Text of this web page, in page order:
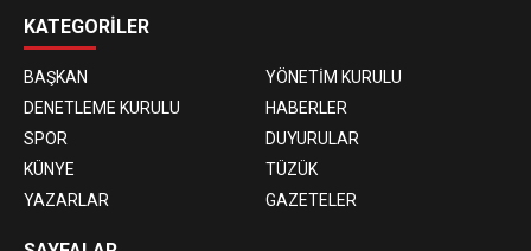
KATEGORİLER
BAŞKAN
YÖNETİM KURULU
DENETLEME KURULU
HABERLER
SPOR
DUYURULAR
KÜNYE
TÜZÜK
YAZARLAR
GAZETELER